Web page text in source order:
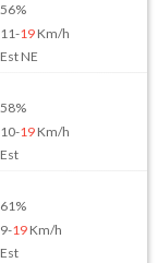
56%
11-19Km/h
Est NE
58%
10-19Km/h
Est
61%
9-19Km/h
Est